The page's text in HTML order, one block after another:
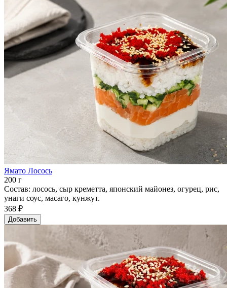
Ямато Лосось
200 г
Состав: лосось, сыр креметта, японский майонез, огурец, рис,
унаги соус, масаго, кунжут.
368 ₽
Добавить